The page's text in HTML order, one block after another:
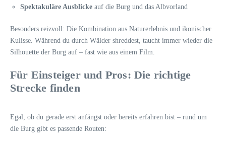
Spektakuläre Ausblicke auf die Burg und das Albvorland
Besonders reizvoll: Die Kombination aus Naturerlebnis und ikonischer
Kulisse. Während du durch Wälder shreddest, taucht immer wieder die
Silhouette der Burg auf – fast wie aus einem Film.
Für Einsteiger und Pros: Die richtige
Strecke finden
Egal, ob du gerade erst anfängst oder bereits erfahren bist – rund um
die Burg gibt es passende Routen: